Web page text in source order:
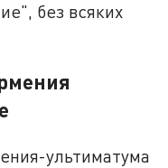
без всяких
ультиматума